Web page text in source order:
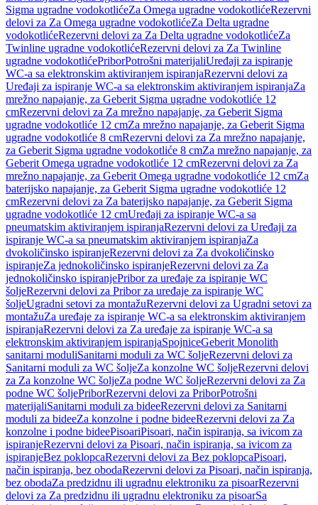
Sigma ugradne vodokotlićeZa Omega ugradne vodokotlićeRezervni
delovi za Za Omega ugradne vodokotlićeZa Delta ugradne
vodokotlićeRezervni delovi za Za Delta ugradne vodokotlićeZa
Twinline ugradne vodokotlićeRezervni delovi za Za Twinline
ugradne vodokotlićePriborPotrošni materijaliUređaji za ispiranje
WC-a sa elektronskim aktiviranjem ispiranjaRezervni delovi za
Uređaji za ispiranje WC-a sa elektronskim aktiviranjem ispiranjaZa
mrežno napajanje, za Geberit Sigma ugradne vodokotliće 12
cmRezervni delovi za Za mrežno napajanje, za Geberit Sigma
ugradne vodokotliće 12 cmZa mrežno napajanje, za Geberit Sigma
ugradne vodokotliće 8 cmRezervni delovi za Za mrežno napajanje,
za Geberit Sigma ugradne vodokotliće 8 cmZa mrežno napajanje, za
Geberit Omega ugradne vodokotliće 12 cmRezervni delovi za Za
mrežno napajanje, za Geberit Omega ugradne vodokotliće 12 cmZa
baterijsko napajanje, za Geberit Sigma ugradne vodokotliće 12
cmRezervni delovi za Za baterijsko napajanje, za Geberit Sigma
ugradne vodokotliće 12 cmUređaji za ispiranje WC-a sa
pneumatskim aktiviranjem ispiranjaRezervni delovi za Uređaji za
ispiranje WC-a sa pneumatskim aktiviranjem ispiranjaZa
dvokoličinsko ispiranjeRezervni delovi za Za dvokoličinsko
ispiranjeZa jednokoličinsko ispiranjeRezervni delovi za Za
jednokoličinsko ispiranjePribor za uređaje za ispiranje WC
šoljeRezervni delovi za Pribor za uređaje za ispiranje WC
šoljeUgradni setovi za montažuRezervni delovi za Ugradni setovi za
montažuZa uređaje za ispiranje WC-a sa elektronskim aktiviranjem
ispiranjaRezervni delovi za Za uređaje za ispiranje WC-a sa
elektronskim aktiviranjem ispiranjaSpojniceGeberit Monolith
sanitarni moduliSanitarni moduli za WC šoljeRezervni delovi za
Sanitarni moduli za WC šoljeZa konzolne WC šoljeRezervni delovi
za Za konzolne WC šoljeZa podne WC šoljeRezervni delovi za Za
podne WC šoljePriborRezervni delovi za PriborPotrošni
materijaliSanitarni moduli za bideeRezervni delovi za Sanitarni
moduli za bideeZa konzolne i podne bideeRezervni delovi za Za
konzolne i podne bideePisoariPisoari, način ispiranja, sa ivicom za
ispiranjeRezervni delovi za Pisoari, način ispiranja, sa ivicom za
ispiranjeBez poklopcaRezervni delovi za Bez poklopcaPisoari,
način ispiranja, bez obodaRezervni delovi za Pisoari, način ispiranja,
bez obodaZa predzidnu ili ugradnu elektroniku za pisoarRezervni
delovi za Za predzidnu ili ugradnu elektroniku za pisoarSa